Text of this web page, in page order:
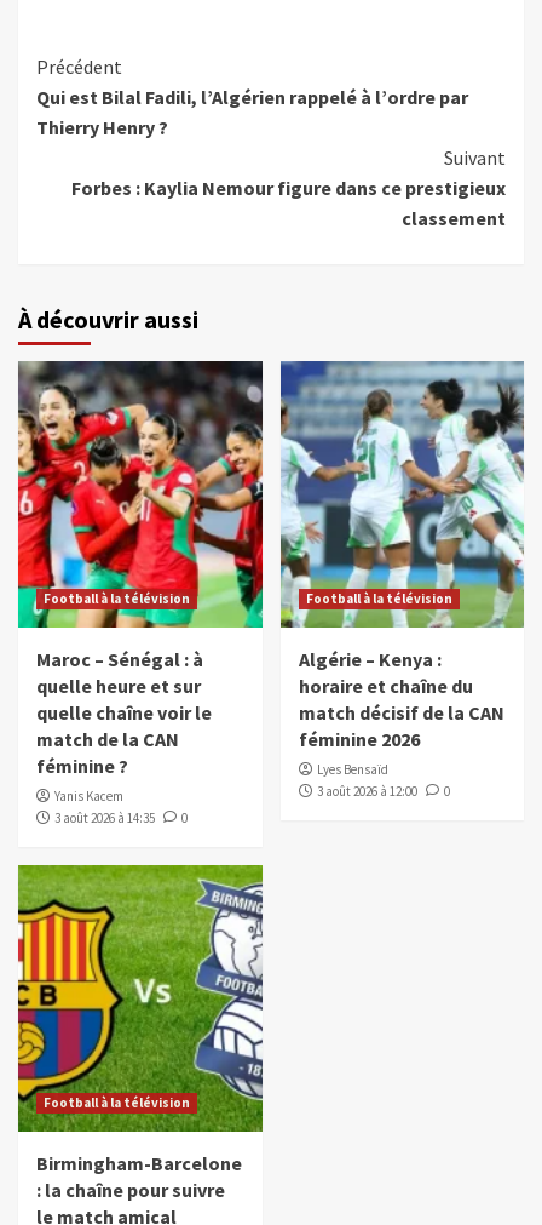
Précédent
Qui est Bilal Fadili, l’Algérien rappelé à l’ordre par
Thierry Henry ?
Suivant
Forbes : Kaylia Nemour figure dans ce prestigieux
classement
À découvrir aussi
Football à la télévision
Maroc – Sénégal : à
quelle heure et sur
quelle chaîne voir le
match de la CAN
féminine ?
Yanis Kacem
3 août 2026 à 14:35
0
Football à la télévision
Algérie – Kenya :
horaire et chaîne du
match décisif de la CAN
féminine 2026
Lyes Bensaïd
3 août 2026 à 12:00
0
Football à la télévision
Birmingham-Barcelone
: la chaîne pour suivre
le match amical